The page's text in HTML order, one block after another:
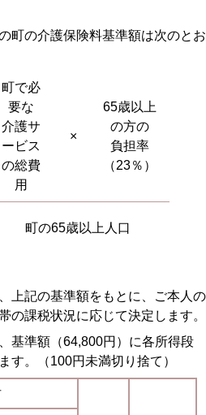
町の介護保険料基準額は次のとお
町で必
要な
介護サ
ービス
の総費
用
×
65歳以上
の方の
負担率
（23％）
町の65歳以上人口
上記の基準額をもとに、ご本人の
の課税状況に応じて決定します。
基準額（64,800円）に各所得段
す。（100円未満切り捨て）